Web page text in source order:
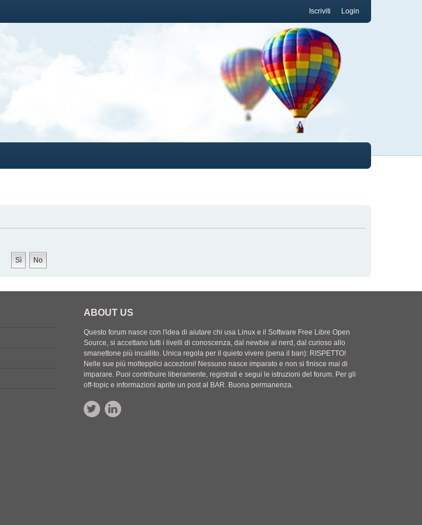
Login
Iscriviti
ABOUT US
Questo forum nasce con l'idea di aiutare chi usa Linux e il Software Free Libre Open
Source, si accettano tutti i livelli di conoscenza, dal newbie al nerd, dal curioso allo
smanettone più incallito. Unica regola per il quieto vivere (pena il ban): RISPETTO!
Nelle sue più moltepplici accezioni! Nessuno nasce imparato e non si finisce mai di
imparare. Puoi contribuire liberamente, registrati e segui le istruzioni del forum. Per gli
off-topic e informazioni aprite un post al BAR. Buona permanenza.